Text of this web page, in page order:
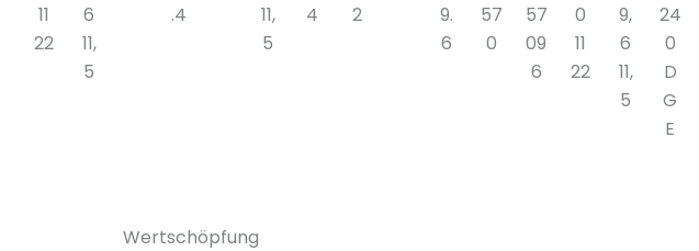
11
22
6
11,
5
.4
11,
5
4
2
9.
6
57
0
57
09
6
0
11
22
9,
6
11,
5
24
0
D
G
E
Wertschöpfung